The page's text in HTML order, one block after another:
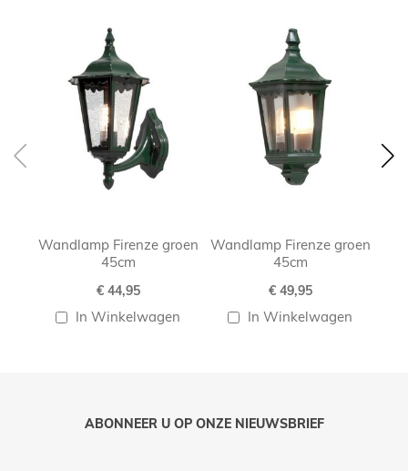
Wandlamp Firenze groen
45cm
€ 44,95
In Winkelwagen
Wandlamp Firenze groen
45cm
€ 49,95
In Winkelwagen
ABONNEER U OP ONZE NIEUWSBRIEF